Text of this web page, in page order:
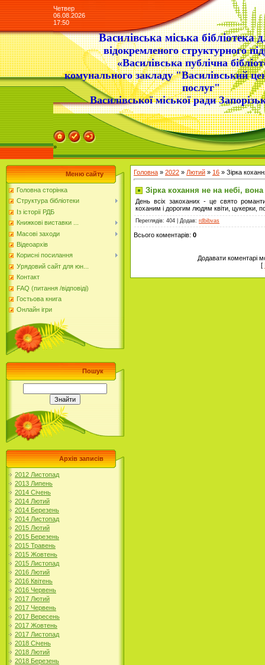
Четвер
06.08.2026
17:50
Василівська міська бібліотека
відокремленого структурного
«Василівська публічна
комунального закладу "Василівський
послуг"
Василівської міської ради
»
Меню сайту
Головна сторінка
Структура бібліотеки
Із історії РДБ
Книжкові виставки ...
Масові заходи
Відеоархів
Корисні посилання
Урядовий сайт для юн...
Контакт
FAQ (питання /відповіді)
Гостьова книга
Онлайн ігри
Пошук
Архів записів
2012 Листопад
2013 Липень
2014 Січень
2014 Лютий
2014 Березень
2014 Листопад
2015 Лютий
2015 Березень
2015 Травень
2015 Жовтень
2015 Листопад
2016 Лютий
2016 Квітень
2016 Червень
2017 Лютий
2017 Червень
2017 Вересень
2017 Жовтень
2017 Листопад
2018 Січень
2018 Лютий
2018 Березень
Головна » 2022 » Лютий » 16 » Зірка
Зірка кохання не на небі,
День всіх закоханих - це свято
коханим і дорогим людям квіти, цукерки,
Переглядів: 404 | Додав: rdbibvas
Всього коментарів: 0
Додавати коментарі
[